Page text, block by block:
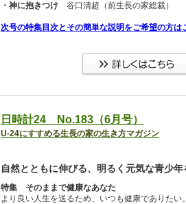
・神に抱きつけ 谷口清超（前生長の家総裁）
次号の特集目次とその簡単な説明をご希望の方は
日時計24 No.183（6月号）
U-24にすすめる生長の家の生き方マガジン
自然とともに伸びる、明るく元気な青少
特集 そのままで健康なあなた
より良い人生を送るため、いつも健康でありた